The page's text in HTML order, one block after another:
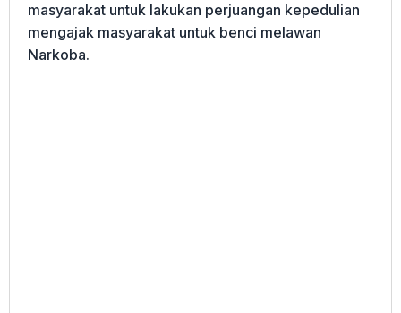
masyarakat untuk lakukan perjuangan kepedulian
mengajak masyarakat untuk benci melawan
Narkoba.